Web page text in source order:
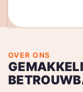
OVER ONS